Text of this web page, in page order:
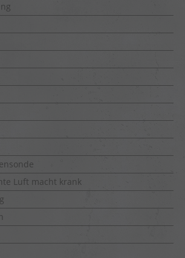
Luft macht krank